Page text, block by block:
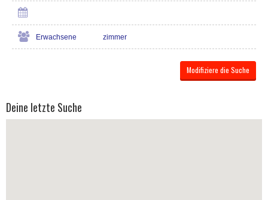
Erwachsene zimmer
Deine letzte Suche